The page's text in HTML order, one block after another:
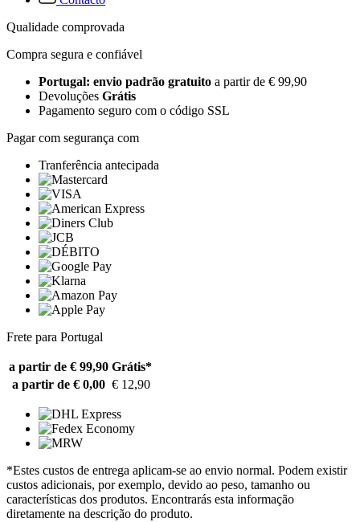
Qualidade comprovada
Compra segura e confiável
Portugal: envio padrão gratuito a partir de € 99,90
Devoluções Grátis
Pagamento seguro com o código SSL
Pagar com segurança com
Tranferência antecipada
Frete para Portugal
a partir de € 99,90 Grátis*
a partir de € 0,00 € 12,90
*Estes custos de entrega aplicam-se ao envio normal. Podem existir
custos adicionais, por exemplo, devido ao peso, tamanho ou
características dos produtos. Encontrarás esta informação
diretamente na descrição do produto.